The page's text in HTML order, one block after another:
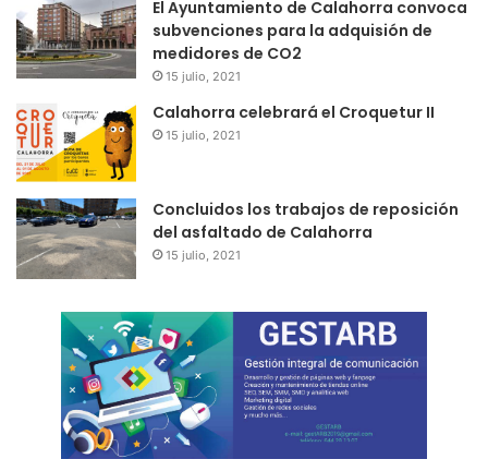
El Ayuntamiento de Calahorra convoca
subvenciones para la adquisión de
medidores de CO2
15 julio, 2021
Calahorra celebrará el Croquetur II
15 julio, 2021
Concluidos los trabajos de reposición
del asfaltado de Calahorra
15 julio, 2021